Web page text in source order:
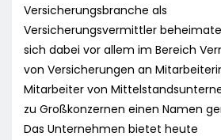
Versicherungsbranche als
Versicherungsvermittler
sich dabei vor allem im Bereich
von Versicherungen an
Mitarbeiter von
zu Großkonzernen einen Namen
Das Unternehmen bietet heute